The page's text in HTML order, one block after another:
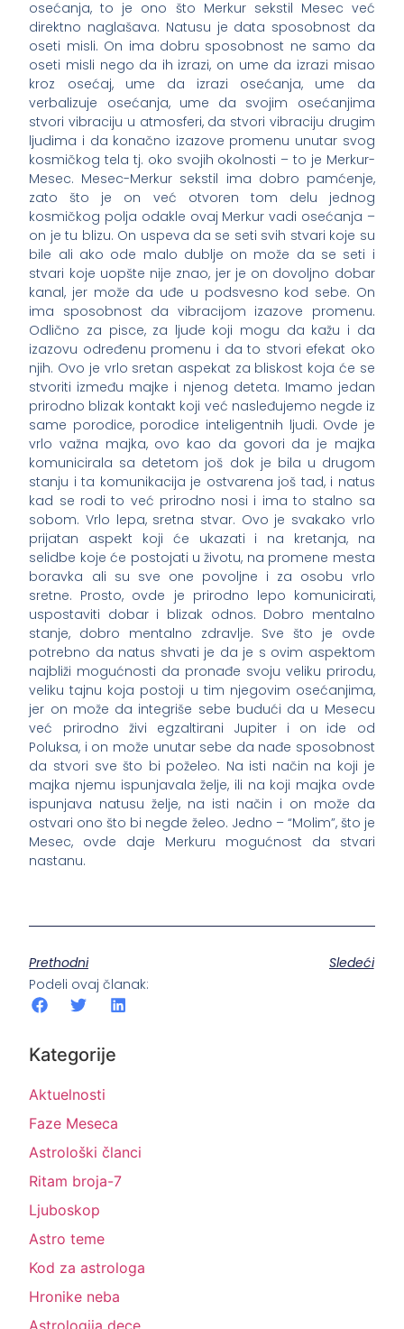
osećanja, to je ono što Merkur sekstil Mesec već
direktno naglašava. Natusu je data sposobnost da
oseti misli. On ima dobru sposobnost ne samo da
oseti misli nego da ih izrazi, on ume da izrazi misao
kroz osećaj, ume da izrazi osećanja, ume da
verbalizuje osećanja, ume da svojim osećanjima
stvori vibraciju u atmosferi, da stvori vibraciju drugim
ljudima i da konačno izazove promenu unutar svog
kosmičkog tela tj. oko svojih okolnosti – to je Merkur-
Mesec. Mesec-Merkur sekstil ima dobro pamćenje,
zato što je on već otvoren tom delu jednog
kosmičkog polja odakle ovaj Merkur vadi osećanja –
on je tu blizu. On uspeva da se seti svih stvari koje su
bile ali ako ode malo dublje on može da se seti i
stvari koje uopšte nije znao, jer je on dovoljno dobar
kanal, jer može da uđe u podsvesno kod sebe. On
ima sposobnost da vibracijom izazove promenu.
Odlično za pisce, za ljude koji mogu da kažu i da
izazovu određenu promenu i da to stvori efekat oko
njih. Ovo je vrlo sretan aspekat za bliskost koja će se
stvoriti između majke i njenog deteta. Imamo jedan
prirodno blizak kontakt koji već nasleđujemo negde iz
same porodice, porodice inteligentnih ljudi. Ovde je
vrlo važna majka, ovo kao da govori da je majka
komunicirala sa detetom još dok je bila u drugom
stanju i ta komunikacija je ostvarena još tad, i natus
kad se rodi to već prirodno nosi i ima to stalno sa
sobom. Vrlo lepa, sretna stvar. Ovo je svakako vrlo
prijatan aspekt koji će ukazati i na kretanja, na
selidbe koje će postojati u životu, na promene mesta
boravka ali su sve one povoljne i za osobu vrlo
sretne. Prosto, ovde je prirodno lepo komunicirati,
uspostaviti dobar i blizak odnos. Dobro mentalno
stanje, dobro mentalno zdravlje. Sve što je ovde
potrebno da natus shvati je da je s ovim aspektom
najbliži mogućnosti da pronađe svoju veliku prirodu,
veliku tajnu koja postoji u tim njegovim osećanjima,
jer on može da integriše sebe budući da u Mesecu
već prirodno živi egzaltirani Jupiter i on ide od
Poluksa, i on može unutar sebe da nađe sposobnost
da stvori sve što bi poželeo. Na isti način na koji je
majka njemu ispunjavala želje, ili na koji majka ovde
ispunjava natusu želje, na isti način i on može da
ostvari ono što bi negde želeo. Jedno – “Molim”, što je
Mesec, ovde daje Merkuru mogućnost da stvari
nastanu.
Prethodni
Sledeći
Podeli ovaj članak:
Kategorije
Aktuelnosti
Faze Meseca
Astrološki članci
Ritam broja-7
Ljuboskop
Astro teme
Kod za astrologa
Hronike neba
Astrologija dece